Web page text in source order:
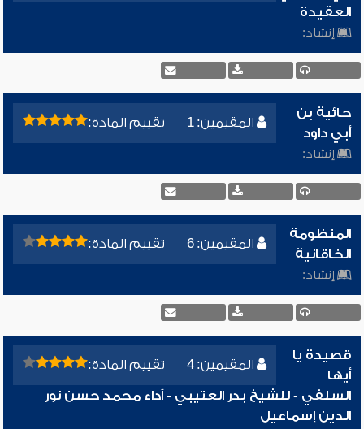
العقيدة
إنشاد:
المقيمين: 1 تقييم المادة:
حائية بن
أبي داود
إنشاد:
المقيمين: 6 تقييم المادة:
المنظومة
الخاقانية
إنشاد:
المقيمين: 4 تقييم المادة:
قصيدة يا
أيها
السلفي - للشيخ بدر العتيبي - أداء محمد حسن نور
الدين إسماعيل